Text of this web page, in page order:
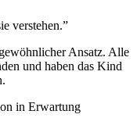
verstehen.”
Ansatz. Alle
und haben das Kind
in Erwartung